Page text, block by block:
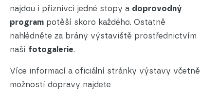
najdou i příznivci jedné stopy a doprovodný
program potěší skoro každého. Ostatně
nahlédněte za brány výstaviště prostřednictvím
naší fotogalerie.
Více informací a oficiální stránky výstavy včetně
možností dopravy najdete